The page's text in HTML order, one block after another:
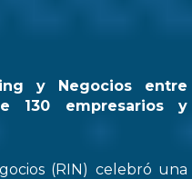
y Negocios entre
130 empresarios y
(RIN) celebró una